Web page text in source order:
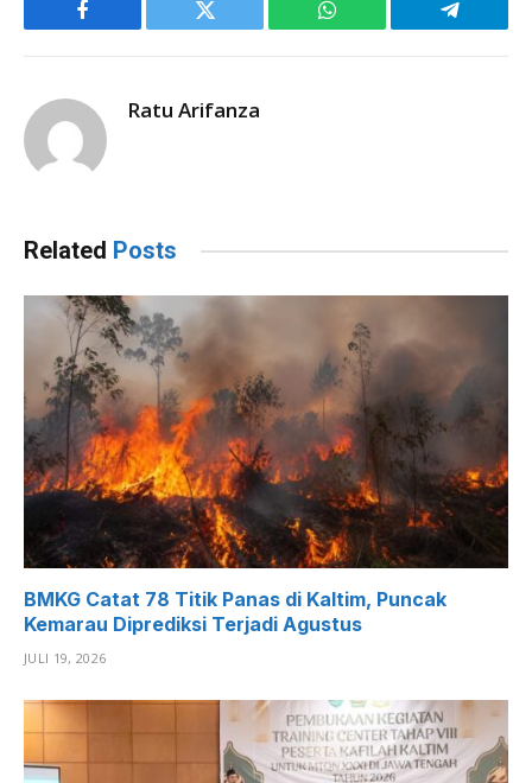
Facebook Twitter WhatsApp Telegram
Ratu Arifanza
Related Posts
BMKG Catat 78 Titik Panas di Kaltim, Puncak
Kemarau Diprediksi Terjadi Agustus
JULI 19, 2026